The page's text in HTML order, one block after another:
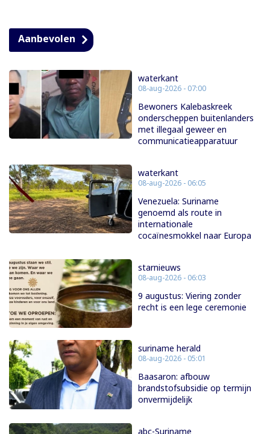
Aanbevolen
waterkant
08-aug-2026 - 07:00
Bewoners Kalebaskreek
onderscheppen buitenlanders
met illegaal geweer en
communicatieapparatuur
waterkant
08-aug-2026 - 06:05
Venezuela: Suriname
genoemd als route in
internationale
cocaïnesmokkel naar Europa
starnieuws
08-aug-2026 - 06:03
9 augustus: Viering zonder
recht is een lege ceremonie
suriname herald
08-aug-2026 - 05:01
Baasaron: afbouw
brandstofsubsidie op termijn
onvermijdelijk
abc-Suriname